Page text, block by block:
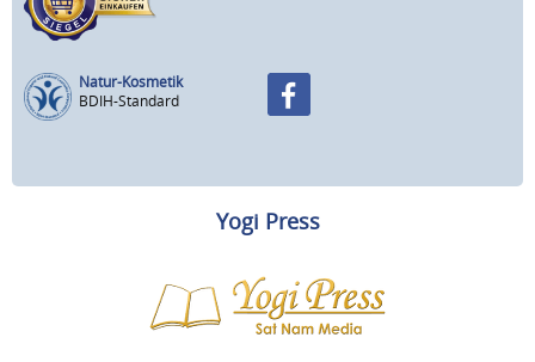
Natur-Kosmetik
BDIH-Standard
Yogi Press